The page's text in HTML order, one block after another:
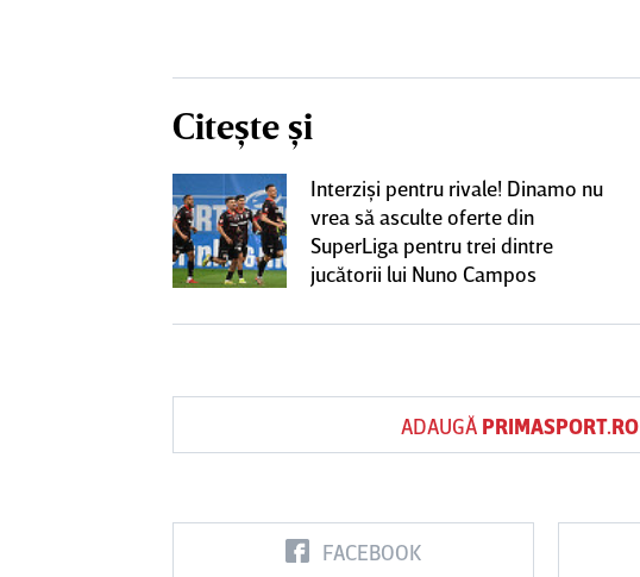
Citește și
Interzişi pentru rivale! Dinamo nu
vrea să asculte oferte din
SuperLiga pentru trei dintre
jucătorii lui Nuno Campos
ADAUGĂ PRIMASPORT.RO
FACEBOOK